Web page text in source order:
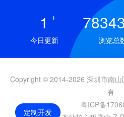
1 +
今日更新 浏览总
Copyright © 2014-2026 深圳市南
有
粤ICP备
定制开发